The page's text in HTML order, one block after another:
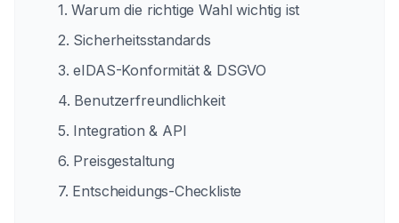
1. Warum die richtige Wahl wichtig ist
2. Sicherheitsstandards
3. eIDAS-Konformität & DSGVO
4. Benutzerfreundlichkeit
5. Integration & API
6. Preisgestaltung
7. Entscheidungs-Checkliste